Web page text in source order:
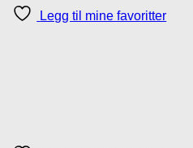
Legg til mine favoritter